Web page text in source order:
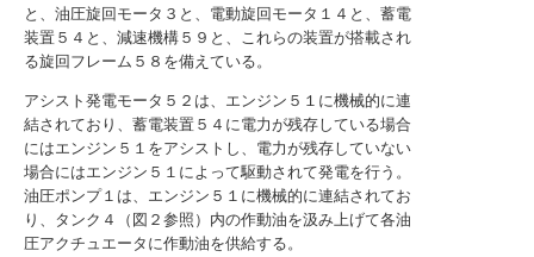
と、油圧旋回モータ３と、電動旋回モータ１４と、蓄電
装置５４と、減速機構５９と、これらの装置が搭載され
る旋回フレーム５８を備えている。
アシスト発電モータ５２は、エンジン５１に機械的に連
結されており、蓄電装置５４に電力が残存している場合
にはエンジン５１をアシストし、電力が残存していない
場合にはエンジン５１によって駆動されて発電を行う。
油圧ポンプ１は、エンジン５１に機械的に連結されてお
り、タンク４（図２参照）内の作動油を汲み上げて各油
圧アクチュエータに作動油を供給する。